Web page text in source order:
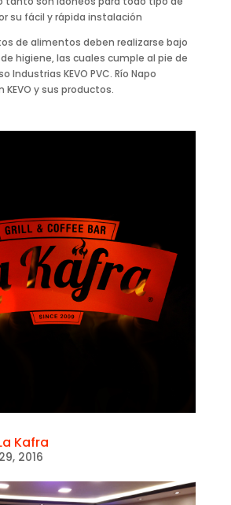
su fácil y rápida instalación
de alimentos deben realizarse bajo
higiene, las cuales cumple al pie de
Industrias KEVO PVC. Río Napo
y sus productos.
Kafra
2016